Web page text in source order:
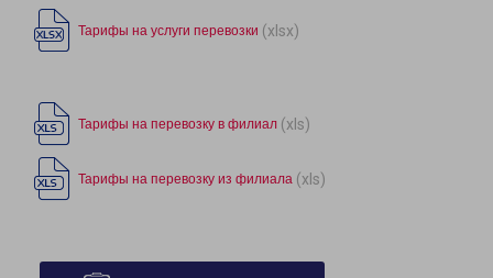
Тарифы на услуги перевозки (xlsx)
Тарифы на перевозку в филиал (xls)
Тарифы на перевозку из филиала (xls)